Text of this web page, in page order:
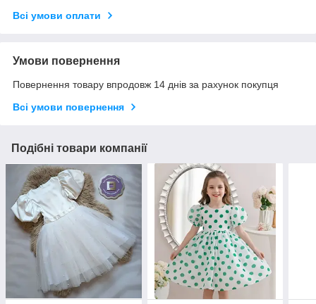
Всі умови оплати
Умови повернення
Повернення товару впродовж 14 днів за рахунок покупця
Всі умови повернення
Подібні товари компанії